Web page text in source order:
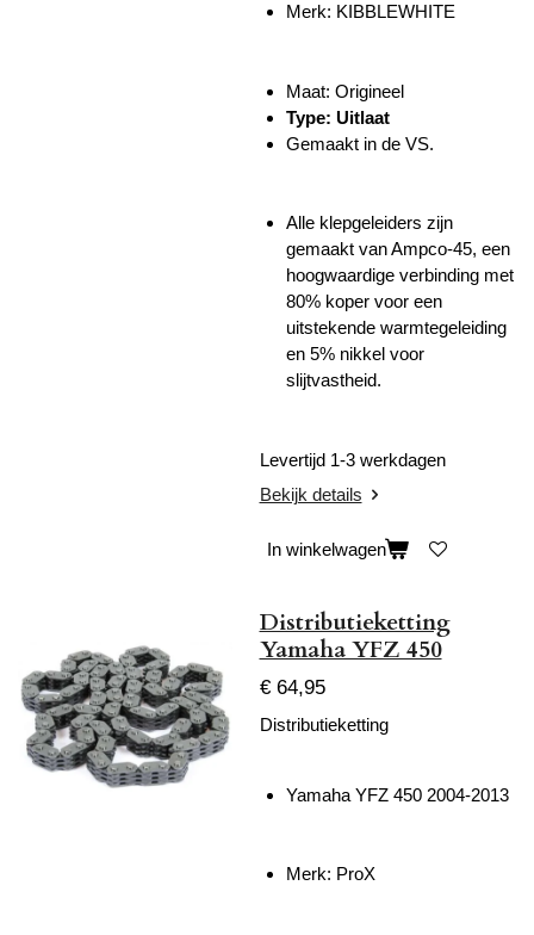
Merk: KIBBLEWHITE
Maat: Origineel
Type: Uitlaat
Gemaakt in de VS.
Alle klepgeleiders zijn
gemaakt van Ampco-45, een
hoogwaardige verbinding met
80% koper voor een
uitstekende warmtegeleiding
en 5% nikkel voor
slijtvastheid.
Levertijd 1-3 werkdagen
Bekijk details
In winkelwagen
Distributieketting
Yamaha YFZ 450
€ 64,95
Distributieketting
Yamaha YFZ 450 2004-2013
Merk: ProX